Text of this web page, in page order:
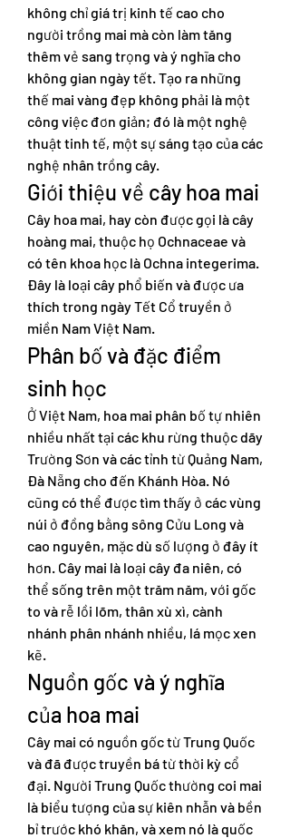
không chỉ giá trị kinh tế cao cho
người trồng mai mà còn làm tăng
thêm vẻ sang trọng và ý nghĩa cho
không gian ngày tết. Tạo ra những
thế mai vàng đẹp không phải là một
công việc đơn giản; đó là một nghệ
thuật tinh tế, một sự sáng tạo của các
nghệ nhân trồng cây.
Giới thiệu về cây hoa mai
Cây hoa mai, hay còn được gọi là cây
hoàng mai, thuộc họ Ochnaceae và
có tên khoa học là Ochna integerima.
Đây là loại cây phổ biến và được ưa
thích trong ngày Tết Cổ truyền ở
miền Nam Việt Nam.
Phân bố và đặc điểm
sinh học
Ở Việt Nam, hoa mai phân bố tự nhiên
nhiều nhất tại các khu rừng thuộc dãy
Trường Sơn và các tỉnh từ Quảng Nam,
Đà Nẵng cho đến Khánh Hòa. Nó
cũng có thể được tìm thấy ở các vùng
núi ở đồng bằng sông Cửu Long và
cao nguyên, mặc dù số lượng ở đây ít
hơn. Cây mai là loại cây đa niên, có
thể sống trên một trăm năm, với gốc
to và rễ lồi lõm, thân xù xì, cành
nhánh phân nhánh nhiều, lá mọc xen
kẽ.
Nguồn gốc và ý nghĩa
của hoa mai
Cây mai có nguồn gốc từ Trung Quốc
và đã được truyền bá từ thời kỳ cổ
đại. Người Trung Quốc thường coi mai
là biểu tượng của sự kiên nhẫn và bền
bỉ trước khó khăn, và xem nó là quốc